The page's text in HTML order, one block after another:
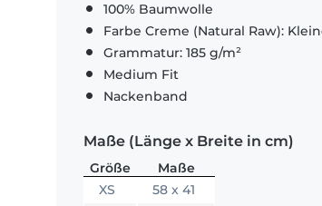
100% Baumwolle
Farbe Creme (Natural Raw):
Grammatur: 185 g/m²
Medium Fit
Nackenband
Maße (Länge x Breite in cm)
Größe
Maße
XS
58 x 41